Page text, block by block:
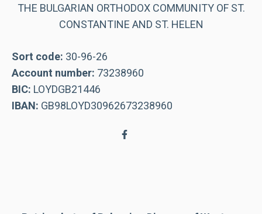
THE BULGARIAN ORTHODOX COMMUNITY OF ST.
CONSTANTINE AND ST. HELEN
Sort code: 30-96-26
Account number: 73238960
BIC: LOYDGB21446
IBAN: GB98LOYD30962673238960